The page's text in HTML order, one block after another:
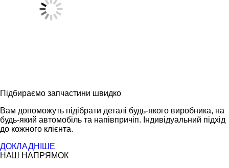
Підбираємо запчастини швидко
Вам допоможуть підібрати деталі будь-якого виробника, на
будь-який автомобіль та напівпричіп. Індивідуальний підхід
до кожного клієнта.
ДОКЛАДНІШЕ
НАШ НАПРЯМОК